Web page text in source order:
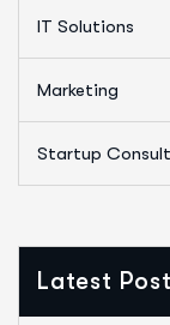
IT Solutions
Marketing
Startup
Latest